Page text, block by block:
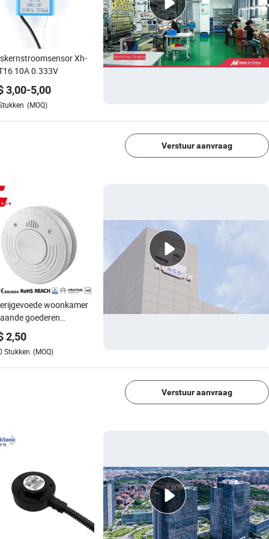
Xh-
10A 0.333V
3,00-5,00
(MOQ)
Verstuur aanvraag
woonkamer
goederen
certificeringen
merk rookmelder
2,50
Stukken (MOQ)
Verstuur aanvraag